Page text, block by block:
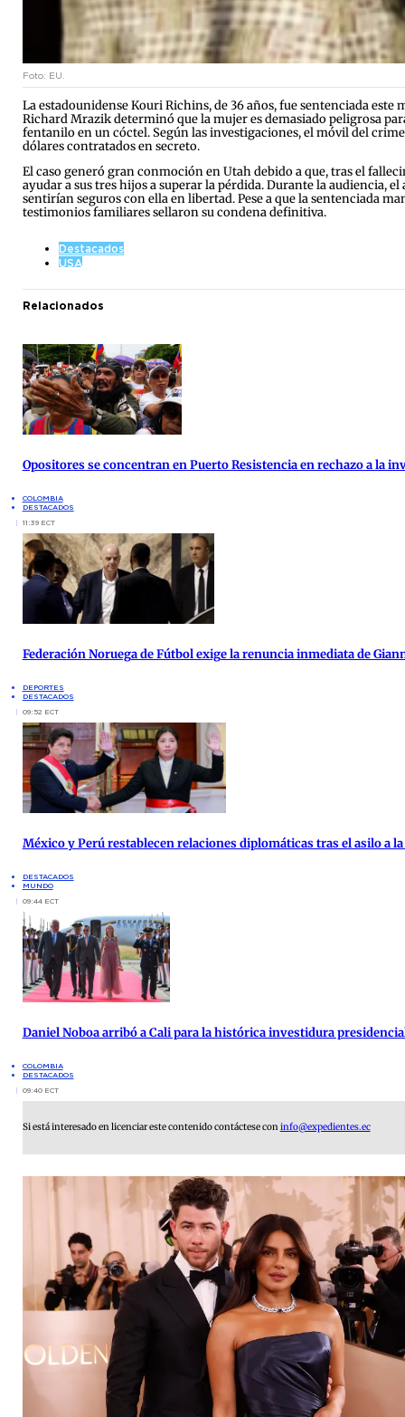
Foto: EU.
La estadounidense Kouri Richins, de 36 años, fue sentenciada
Richard Mrazik determinó que la mujer es demasiado peligrosa
fentanilo en un cóctel. Según las investigaciones, el móvil del
dólares contratados en secreto.
El caso generó gran conmoción en Utah debido a que, tras el
ayudar a sus tres hijos a superar la pérdida. Durante la audiencia,
sentirían seguros con ella en libertad. Pese a que la sentenciada
testimonios familiares sellaron su condena definitiva.
Destacados
USA
Relacionados
Opositores se concentran en Puerto Resistencia en rechazo a la
COLOMBIA
DESTACADOS
11:39 ECT
Federación Noruega de Fútbol exige la renuncia inmediata de
DEPORTES
DESTACADOS
09:52 ECT
México y Perú restablecen relaciones diplomáticas tras el asilo a
DESTACADOS
MUNDO
09:44 ECT
Daniel Noboa arribó a Cali para la histórica investidura
COLOMBIA
DESTACADOS
09:40 ECT
Si está interesado en licenciar este contenido contáctese coninfo@expedientes.ec